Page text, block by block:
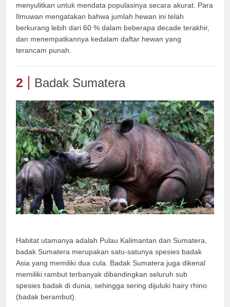
menyulitkan untuk mendata populasinya secara akurat. Para
Ilmuwan mengatakan bahwa jumlah hewan ini telah
berkurang lebih dari 60 % dalam beberapa decade terakhir,
dan menempatkannya kedalam daftar hewan yang
terancam punah.
2 Badak Sumatera
Habitat utamanya adalah Pulau Kalimantan dan Sumatera,
badak Sumatera merupakan satu-satunya spesies badak
Asia yang memiliki dua cula. Badak Sumatera juga dikenal
memiliki rambut terbanyak dibandingkan seluruh sub
spesies badak di dunia, sehingga sering dijuluki hairy rhino
(badak berambut).